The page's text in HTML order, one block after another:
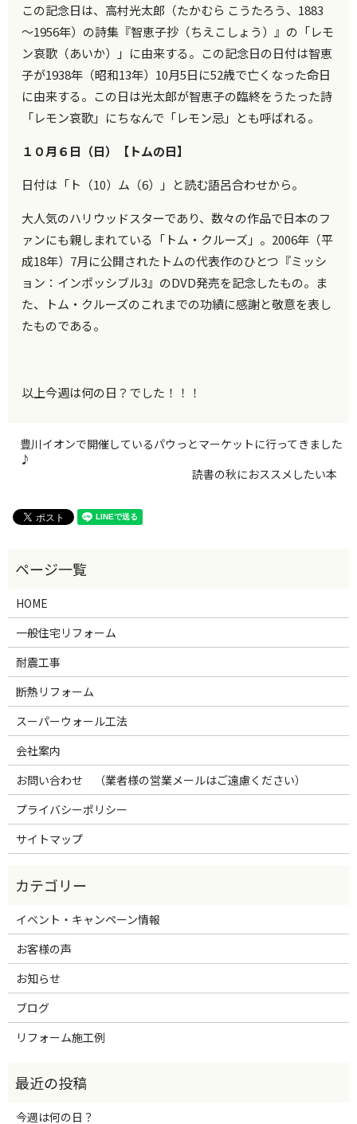
この記念日は、高村光太郎（たかむら こうたろう、1883
～1956年）の詩集『智恵子抄（ちえこしょう）』の「レモ
ン哀歌（あいか）」に由来する。 この記念日の日付は智恵
子が1938年（昭和13年）10月5日に52歳で亡くなった命日
に由来する。この日は光太郎が智恵子の臨終をうたった詩
「レモン哀歌」にちなんで「レモン忌」とも呼ばれる。
１０月６日（日）【トムの日】
日付は「ト（10）ム（6）」と読む語呂合わせから。
大人気のハリウッドスターであり、数々の作品で日本のフ
ァンにも親しまれている「トム・クルーズ」。2006年（平
成18年）7月に公開されたトムの代表作のひとつ『ミッシ
ョン：インポッシブル3』のDVD発売を記念したもの。ま
た、トム・クルーズのこれまでの功績に感謝と敬意を表し
たものである。
以上今週は何の日？でした！！！
豊川イオンで開催しているパウっとマーケットに行ってきました
♪
読書の秋におススメしたい本
HOME
一般住宅リフォーム
耐震工事
断熱リフォーム
スーパーウォール工法
会社案内
お問い合わせ （業者様の営業メールはご遠慮ください）
プライバシーポリシー
サイトマップ
イベント・キャンペーン情報
お客様の声
お知らせ
ブログ
リフォーム施工例
今週は何の日？